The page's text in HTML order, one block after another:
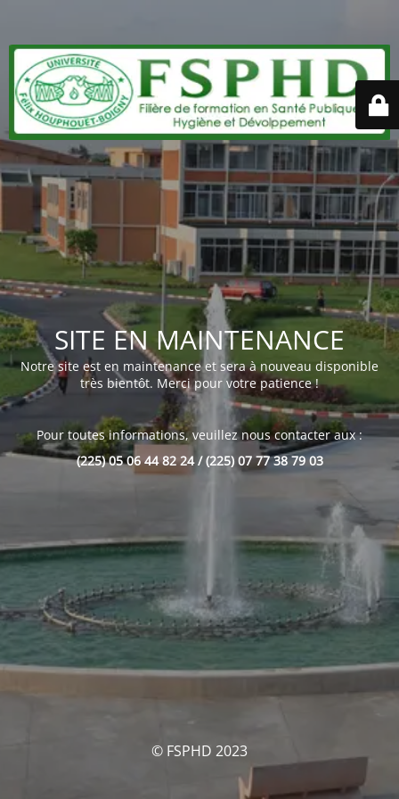
SITE EN MAINTENANCE
Notre site est en maintenance et sera à nouveau disponible
très bientôt. Merci pour votre patience !
Pour toutes informations, veuillez nous contacter aux :
(225) 05 06 44 82 24 / (225) 07 77 38 79 03
© FSPHD 2023